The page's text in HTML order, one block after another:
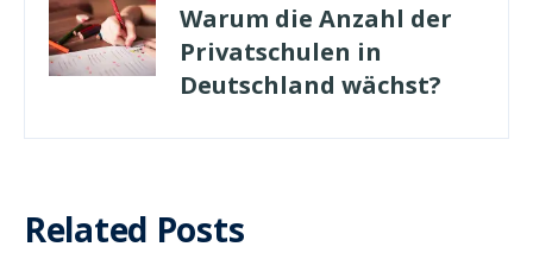
Warum die Anzahl der
Privatschulen in
Deutschland wächst?
Related Posts